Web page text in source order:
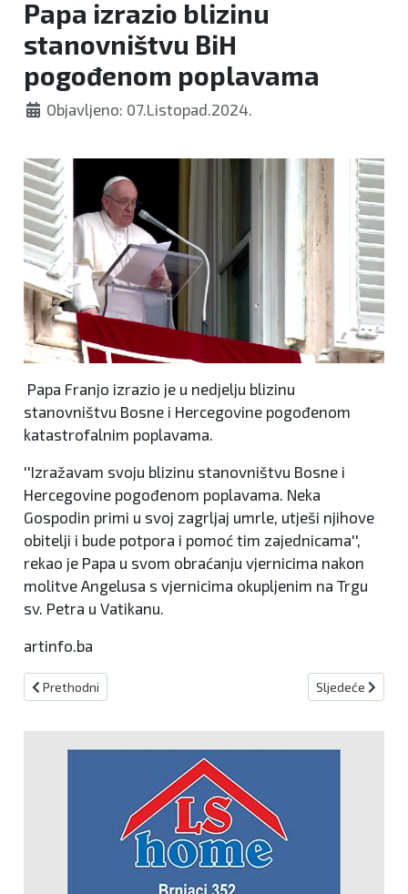
Papa izrazio blizinu
stanovništvu BiH
pogođenom poplavama
Objavljeno: 07.Listopad.2024.
Papa Franjo izrazio je u nedjelju blizinu
stanovništvu Bosne i Hercegovine pogođenom
katastrofalnim poplavama.
''Izražavam svoju blizinu stanovništvu Bosne i
Hercegovine pogođenom poplavama. Neka
Gospodin primi u svoj zagrljaj umrle, utješi njihove
obitelji i bude potpora i pomoć tim zajednicama'',
rekao je Papa u svom obraćanju vjernicima nakon
molitve Angelusa s vjernicima okupljenim na Trgu
sv. Petra u Vatikanu.
artinfo.ba
Prethodni članak: HT Eronet donirao SIM kartice i uređaje,
Prethodni Sljedeći članak:
Sljedeće